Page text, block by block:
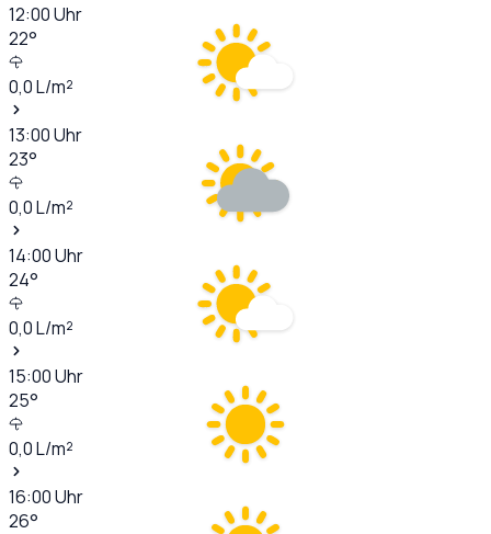
12:00Uhr
22°
0,0L/m²
13:00Uhr
23°
0,0L/m²
14:00Uhr
24°
0,0L/m²
15:00Uhr
25°
0,0L/m²
16:00Uhr
26°